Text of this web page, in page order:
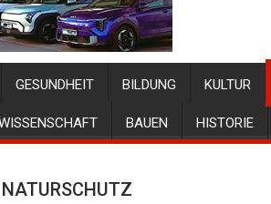
GESUNDHEIT BILDUNG KULTUR
BAUEN HISTORIE